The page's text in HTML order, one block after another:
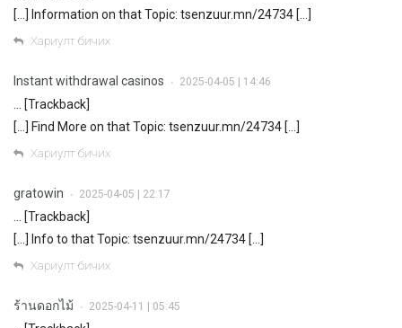
[…] Information on that Topic: tsenzuur.mn/24734 […]
Хариулт бичих
Instant withdrawal casinos • 2025-04-05 | 14:46
… [Trackback]
[…] Find More on that Topic: tsenzuur.mn/24734 […]
Хариулт бичих
gratowin • 2025-04-05 | 22:17
… [Trackback]
[…] Info to that Topic: tsenzuur.mn/24734 […]
Хариулт бичих
ร้านดอกไม้ • 2025-04-11 | 05:45